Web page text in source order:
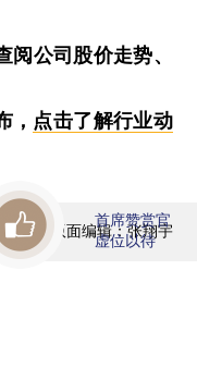
阅公司股价走势、
， 点击了解行业动
凯茜 | 版面编辑：张翔宇
首席赞赏官
虚位以待